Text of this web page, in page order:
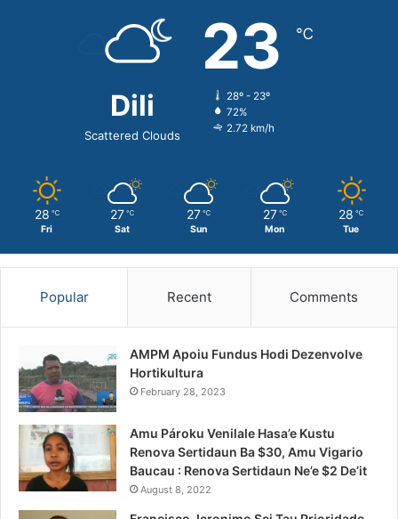
Dili
Scattered Clouds
23 ℃
28º - 23º
72%
2.72 km/h
28 ℃
Fri
27 ℃
Sat
27 ℃
Sun
27 ℃
Mon
28 ℃
Tue
Popular Recent Comments
AMPM Apoiu Fundus Hodi Dezenvolve
Hortikultura
February 28, 2023
Amu Pároku Venilale Hasa’e Kustu
Renova Sertidaun Ba $30, Amu Vigario
Baucau : Renova Sertidaun Ne’e $2 De’it
August 8, 2022